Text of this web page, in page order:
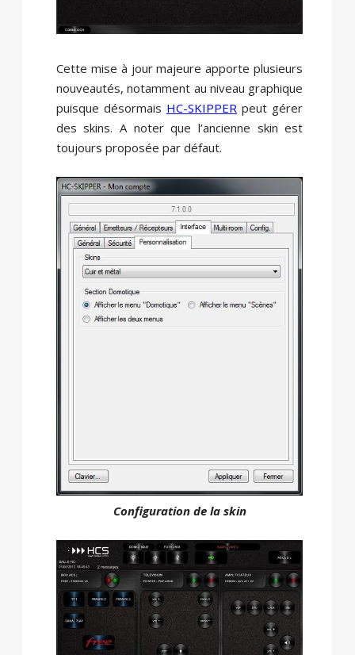
Cette mise à jour majeure apporte plusieurs
nouveautés, notamment au niveau graphique
puisque désormais HC-SKIPPER peut gérer
des skins. A noter que l’ancienne skin est
toujours proposée par défaut.
Configuration de la skin